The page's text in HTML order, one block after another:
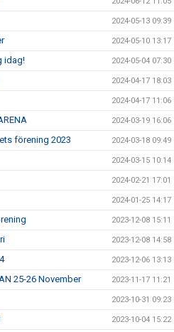
2024-05-13 09:39
2024-05-10 13:17
idag! 2024-05-04 07:30
2024-04-17 18:03
2024-04-17 11:06
2024-03-19 16:06
förening 2023 2024-03-18 09:49
2024-03-15 10:14
2024-02-21 17:01
2024-01-25 14:17
2023-12-08 15:11
2023-12-08 14:58
2023-12-06 13:13
25-26 November 2023-11-17 11:21
2023-10-31 09:23
2023-10-04 15:22